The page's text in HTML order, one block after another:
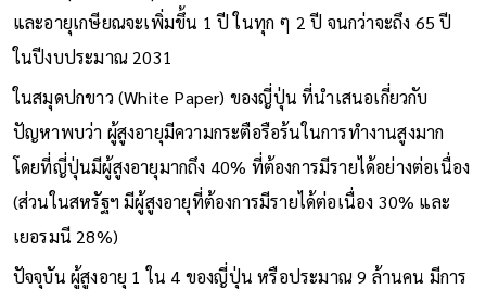
และอายุเกษียณจะเพิ่มขึ้น 1 ปี ในทุก ๆ 2 ปี จนกว่าจะถึง 65 ปี
ในปีงบประมาณ 2031
ในสมุดปกขาว (White Paper) ของญี่ปุ่น ที่นำเสนอเกี่ยวกับ
ปัญหาพบว่า ผู้สูงอายุมีความกระตือรือร้นในการทำงานสูงมาก
โดยที่ญี่ปุ่นมีผู้สูงอายุมากถึง 40% ที่ต้องการมีรายได้อย่างต่อเนื่อง
(ส่วนในสหรัฐฯ มีผู้สูงอายุที่ต้องการมีรายได้ต่อเนื่อง 30% และ
เยอรมนี 28%)
ปัจจุบัน ผู้สูงอายุ 1 ใน 4 ของญี่ปุ่น หรือประมาณ 9 ล้านคน มีการ